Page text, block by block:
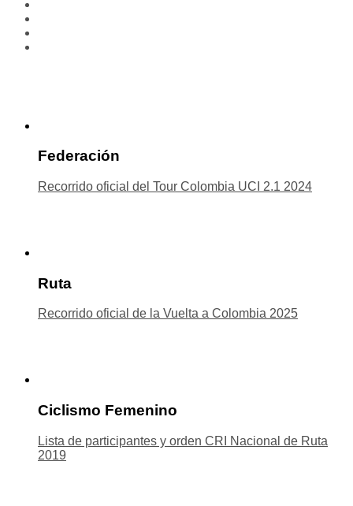
Federación
Recorrido oficial del Tour Colombia UCI 2.1 2024
Ruta
Recorrido oficial de la Vuelta a Colombia 2025
Ciclismo Femenino
Lista de participantes y orden CRI Nacional de Ruta
2019